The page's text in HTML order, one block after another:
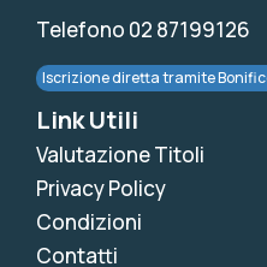
Telefono 02 87199126
Iscrizione diretta tramite
Link Utili
Valutazione Titoli
Privacy Policy
Condizioni
Contatti